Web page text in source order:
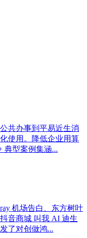
共办事到平易近生消
使用。降低企业用算
典型案例集涵...
机场告白、东方树叶
音商城 叫我 AI 迪生
了对创做鸿...